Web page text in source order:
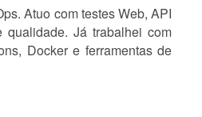
Atuo com testes Web, API
qualidade. Já trabalhei com
Docker e ferramentas de